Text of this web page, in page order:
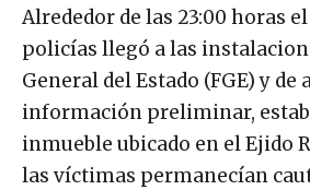
Alrededor de las 23:00 horas
policías llegó a las
General del Estado (FGE) y de
información preliminar,
inmueble ubicado en el Ejido
las víctimas permanecían